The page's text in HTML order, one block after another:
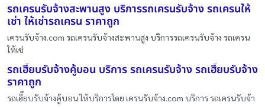
รถเครนรับจ้างสะพานสูง บริการรถเครนรับจ้าง รถเครนให้
เช่า ให้เช่ารถเครน ราคาถูก
เครนรับจ้าง.com รถเครนรับจ้างสะพานสูง บริการรถเครนรับจ้าง รถเครน
ให้เช่
รถเฮี๊ยบรับจ้างคู้บอน บริการ รถเครนรับจ้าง รถเฮี๊ยบรับจ้าง
ราคาถูก
รถเฮี๊ยบรับจ้างคู้บอน ให้บริการโดย เครนรับจ้าง.com บริการ รถเครนรับจ้า